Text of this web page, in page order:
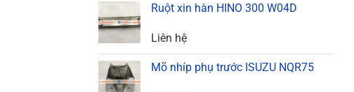
Ruột xin hàn HINO 300 W04D
Liên hệ
Mõ nhíp phụ trước ISUZU NQR75